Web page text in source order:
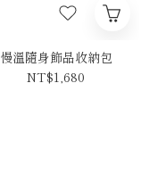
慢溫隨身飾品收納包
NT$1,680